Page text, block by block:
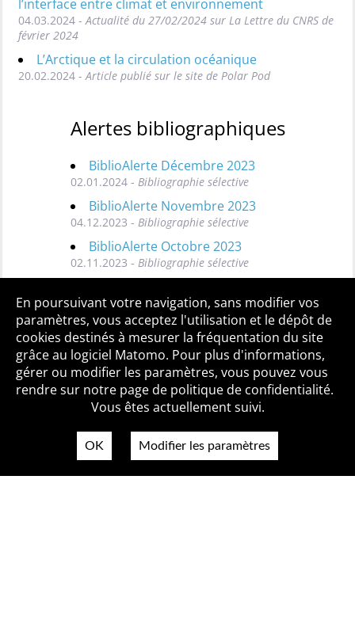
l’interface entre climat et environnement
04.03.2024 - Actualité du 27/02/2024 sur La Lettre du CNRS de
février 2024
L’Arctique et la circulation océanique
20.02.2024 - Article publié sur le site de Polar Pod
Alertes bibliographiques
BiblioAlerte Décembre 2023
02.01.2024 - Bibliographie sélective
BiblioAlerte Novembre 2023
04.12.2023 - Bibliographie sélective
BiblioAlerte Octobre 2023
02.11.2023 - Bibliographie sélective
Toutes les BiblioAlertes
Qui sommes-nous ? Mentions légales
Accessibilité
Politique de confidentialité
Contact
En poursuivant votre navigation, sans modifier vos
paramètres, vous acceptez l'utilisation et le dépôt de
cookies destinés à mesurer la fréquentation du site
grâce au logiciel Matomo. Pour plus d'informations,
gérer ou modifier les paramètres, vous pouvez vous
rendre sur notre page de politique de confidentialité.
Vous êtes actuellement suivi.
OK Modifier les paramètres